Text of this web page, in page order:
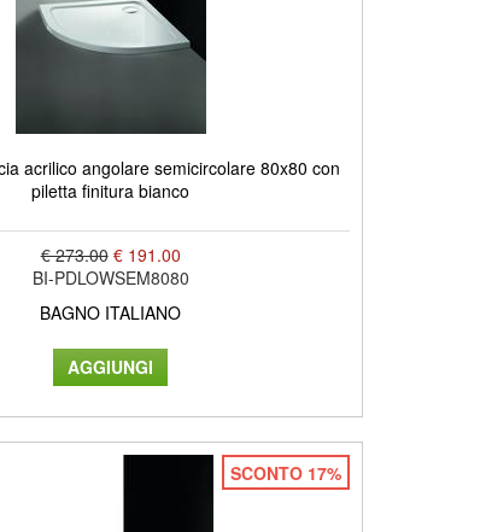
acrilico angolare semicircolare 80x80 con
piletta finitura bianco
€ 273.00 € 191.00
BI-PDLOWSEM8080
BAGNO ITALIANO
SCONTO 17%